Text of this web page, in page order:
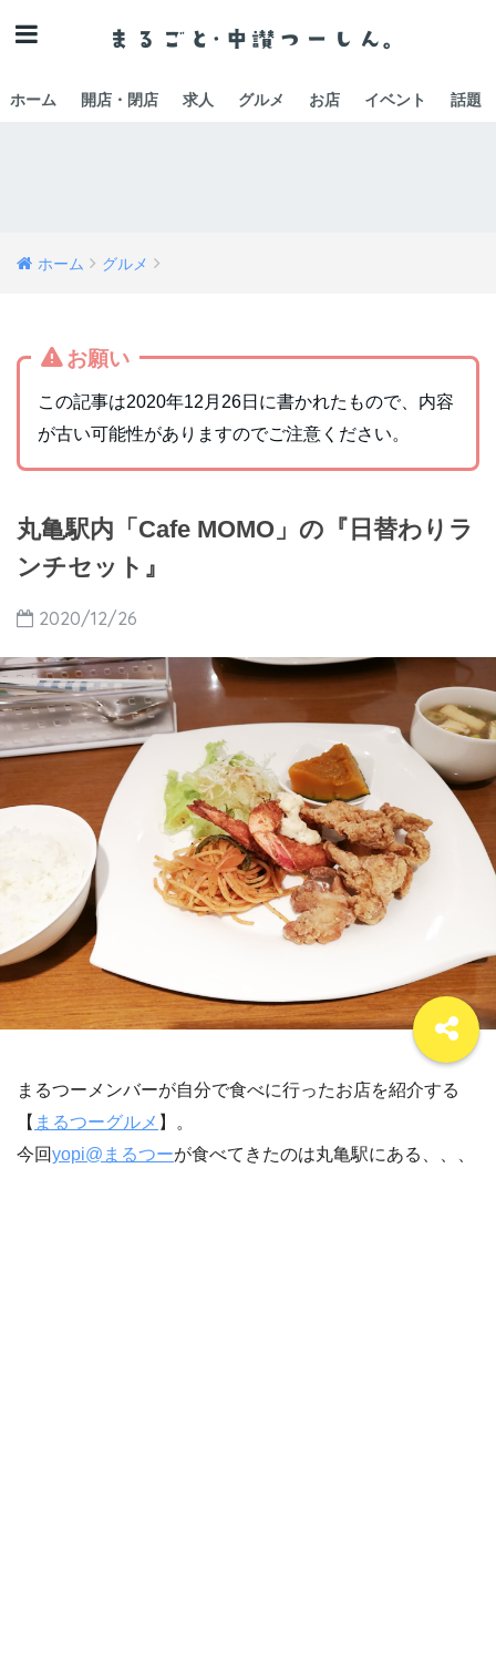
ホーム 開店・閉店 求人 グルメ お店 イベント 話題
ホーム グルメ
お願い
この記事は2020年12月26日に書かれたもので、内容
が古い可能性がありますのでご注意ください。
丸亀駅内「Cafe MOMO」の『日替わりラ
ンチセット』
2020/12/26
まるつーメンバーが自分で食べに行ったお店を紹介する
【 まるつーグルメ 】。
今回yopi@まるつーが食べてきたのは丸亀駅にある、、、